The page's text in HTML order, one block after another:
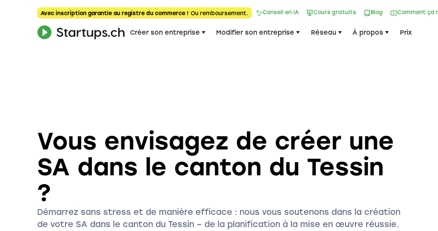
Avec inscription garantie au registre du commerce ! Ou remboursement. Conseil en IA Cours gratuits Blog Comment ça
Créer son entreprise Modifier son entreprise Réseau À propos Prix
Vous envisagez de créer une
SA dans le canton du Tessin
?
Démarrez sans stress et de manière efficace : nous vous soutenons dans la création
de votre SA dans le canton du Tessin – de la planification à la mise en œuvre réussie.